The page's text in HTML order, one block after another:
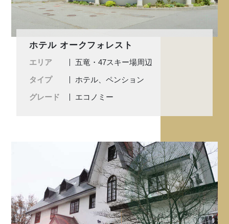
ホテル オークフォレスト
エリア
五竜・47スキー場周辺
タイプ
ホテル、ペンション
グレード
エコノミー